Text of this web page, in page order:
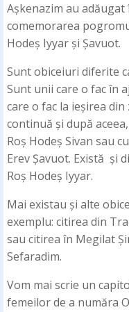
Așkenazim au
comemorarea
Hodeș Iyyar și Șavuot.
Sunt obiceiuri diferite
Sunt unii care o fac în
care o fac la ieșirea
continuă și după
Roș Hodeș Sivan sau
Erev Șavuot. Există și
Roș Hodeș Iyyar.
Mai existau și alte
exemplu: citirea din
sau citirea în Megilat
Sefaradim.
Vom mai scrie un
femeilor de a număra